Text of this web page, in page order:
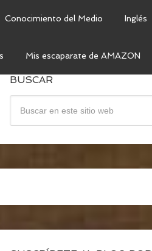
Conocimiento del Medio Inglés
Mis escaparate de AMAZON
BUSCAR